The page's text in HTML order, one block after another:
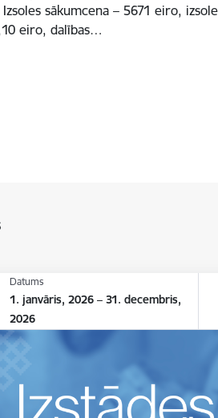
sākumcena – 5671 eiro,
eiro, dalības…
Datums
1. janvāris, 2026 – 31. decembris,
2026